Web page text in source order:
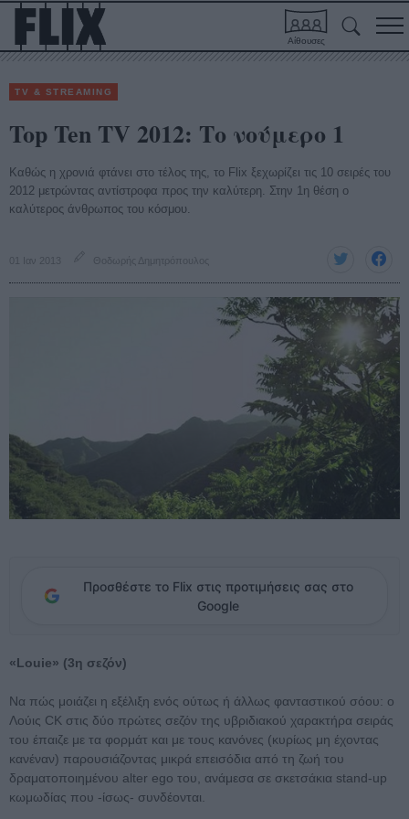
Αίθουσες
TV & STREAMING
Top Ten TV 2012: Το νούμερο 1
Καθώς η χρονιά φτάνει στο τέλος της, το Flix ξεχωρίζει τις 10 σειρές του
2012 μετρώντας αντίστροφα προς την καλύτερη. Στην 1η θέση ο
καλύτερος άνθρωπος του κόσμου.
01 Ιαν 2013 Θοδωρής Δημητρόπουλος
Προσθέστε το Flix στις προτιμήσεις σας στο
Google
«Louie» (3η σεζόν)
Να πώς μοιάζει η εξέλιξη ενός ούτως ή άλλως φανταστικού σόου: ο
Λούις CK στις δύο πρώτες σεζόν της υβριδιακού χαρακτήρα σειράς
του έπαιζε με τα φορμάτ και με τους κανόνες (κυρίως μη έχοντας
κανέναν) παρουσιάζοντας μικρά επεισόδια από τη ζωή του
δραματοποιημένου alter ego του, ανάμεσα σε σκετσάκια stand-up
κωμωδίας που -ίσως- συνδέονται.